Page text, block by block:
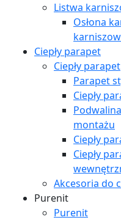
Listwa
Osłona
Ciepły parapet
Ciepły parapet
Parapet
Ciepły
montażu
Ciepły
Ciepły
Akcesoria do
Purenit
Purenit